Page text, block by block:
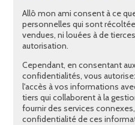
Allô mon ami consent à ce
personnelles qui sont
vendues, ni louées à de
autorisation.
Cependant, en consentant
confidentialités, vous
l'accès à vos informations
tiers qui collaborent à la
fournir des services
confidentialité de ces